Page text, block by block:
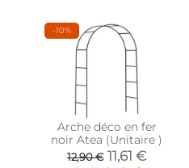
-10%
Arche déco en fer
noir Atea (Unitaire )
12,90 € 11,61 €